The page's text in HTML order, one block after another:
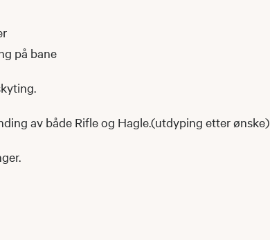
på bane
av både Rifle og Hagle.(utdyping etter ønske)